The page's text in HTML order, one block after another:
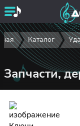
Каталог
Запчасти,